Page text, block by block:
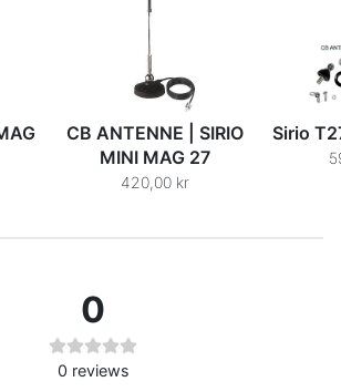
CB ANTENNE | SIRIO
MINI MAG 27
420,00 kr
Sirio
0
0 reviews